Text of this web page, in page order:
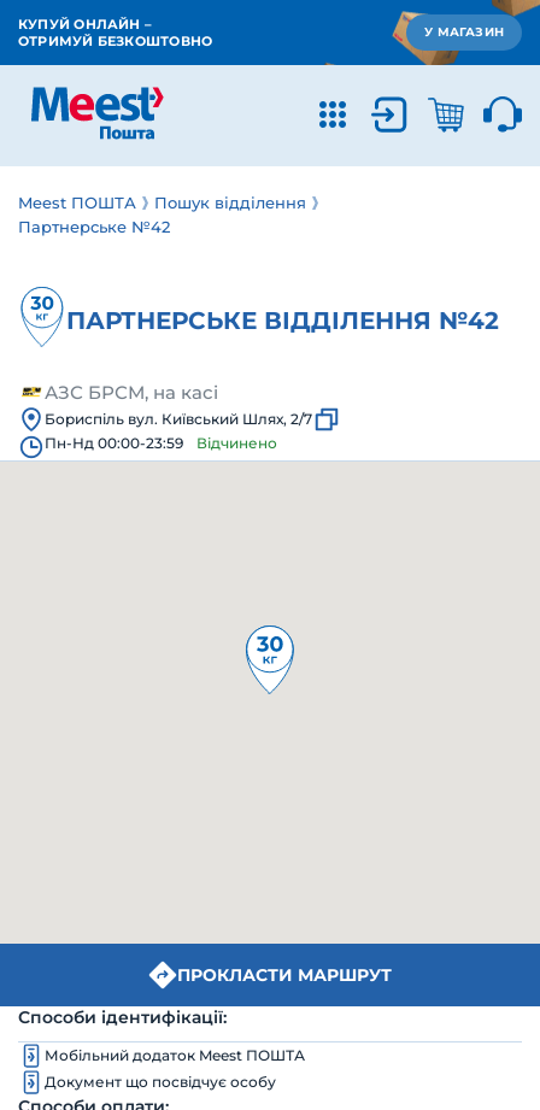
КУПУЙ ОНЛАЙН –
ОТРИМУЙ БЕЗКОШТОВНО
У МАГАЗИН
Meest ПОШТА
Пошук відділення
Партнерське №42
ПАРТНЕРСЬКЕ ВІДДІЛЕННЯ №42
АЗС БРСМ, на касі
Бориспіль вул. Київський Шлях, 2/7
Пн-Нд 00:00-23:59
Відчинено
ПРОКЛАСТИ МАРШРУТ
Способи ідентифікації:
Мобільний додаток Meest ПОШТА
Документ що посвідчує особу